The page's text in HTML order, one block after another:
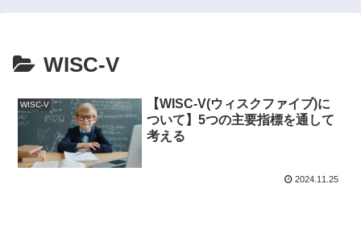
WISC-V
WISC-V
【WISC-V(ウィスクファイブ)に
ついて】5つの主要指標を通して
考える
2024.11.25